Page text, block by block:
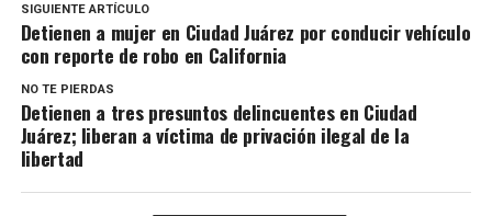
SIGUIENTE ARTÍCULO
Detienen a mujer en Ciudad Juárez por conducir vehículo
con reporte de robo en California
NO TE PIERDAS
Detienen a tres presuntos delincuentes en Ciudad
Juárez; liberan a víctima de privación ilegal de la
libertad